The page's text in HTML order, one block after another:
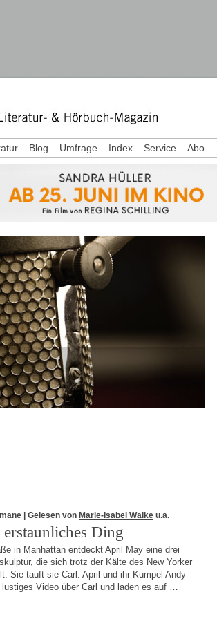
| Gelesen von Marie-Isabel Walke u.a.
Ding
in Manhattan entdeckt April May eine drei
die sich trotz der Kälte des New Yorker
Sie tauft sie Carl. April und ihr Kumpel Andy
Video über Carl und laden es auf …
Blog Umfrage Index Service Abo